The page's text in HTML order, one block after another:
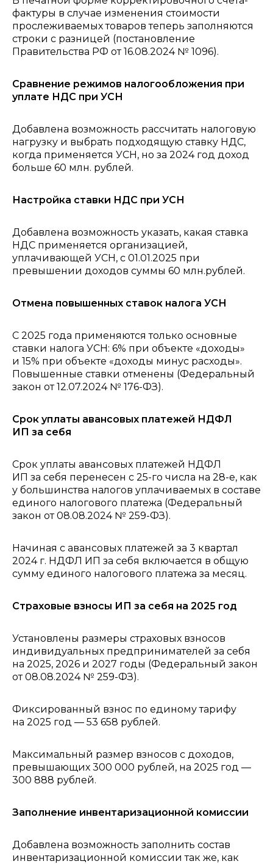
фактуры в случае изменения стоимости
прослеживаемых товаров теперь заполняются
строки с разницей (постановление
Правительства РФ от 16.08.2024 № 1096).
Сравнение режимов налогообложения при
уплате НДС при УСН
Добавлена возможность рассчитать налоговую
нагрузку и выбрать подходящую ставку НДС,
когда применяется УСН, но за 2024 год доход
больше 60 млн. рублей.
Настройка ставки НДС при УСН
Добавлена возможность указать, какая ставка
НДС применяется организацией,
уплачивающей УСН, с 01.01.2025 при
превышении доходов суммы 60 млн.рублей.
Отмена повышенных ставок налога УСН
С 2025 года применяются только основные
ставки налога УСН: 6% при объекте «доходы»
и 15% при объекте «доходы минус расходы».
Повышенные ставки отменены (Федеральный
закон от 12.07.2024 № 176-ФЗ).
Срок уплаты авансовых платежей НДФЛ
ИП за себя
Срок уплаты авансовых платежей НДФЛ
ИП за себя перенесен с 25-го числа на 28-е, как
у большинства налогов уплачиваемых в составе
единого налогового платежа (Федеральный
закон от 08.08.2024 № 259-ФЗ).
Начиная с авансовых платежей за 3 квартал
2024 г. НДФЛ ИП за себя включается в общую
сумму единого налогового платежа за месяц.
Страховые взносы ИП за себя на 2025 год
Установлены размеры страховых взносов
индивидуальных предпринимателей за себя
на 2025, 2026 и 2027 годы (Федеральный закон
от 08.08.2024 № 259-ФЗ).
Фиксированный взнос по единому тарифу
на 2025 год — 53 658 рублей.
Максимальный размер взносов с доходов,
превышающих 300 000 рублей, на 2025 год —
300 888 рублей.
Заполнение инвентаризационной комиссии
Добавлена возможность заполнить состав
инвентаризационной комиссии так же, как